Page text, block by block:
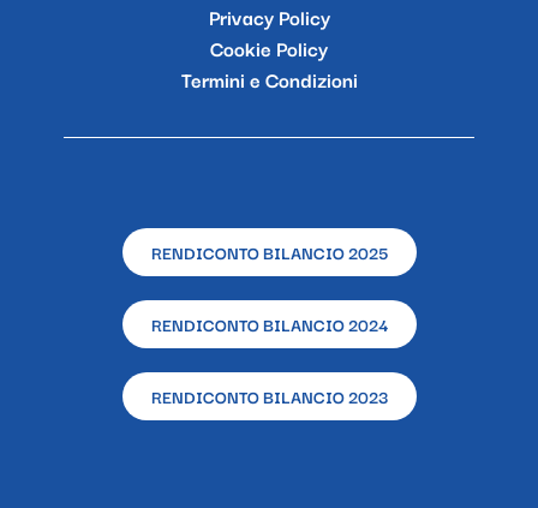
Privacy Policy
Cookie Policy
Termini e Condizioni
RENDICONTO BILANCIO 2025
RENDICONTO BILANCIO 2024
RENDICONTO BILANCIO 2023